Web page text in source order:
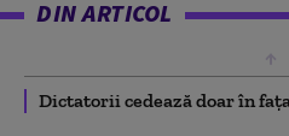
DIN ARTICOL
Dictatorii cedează doar în